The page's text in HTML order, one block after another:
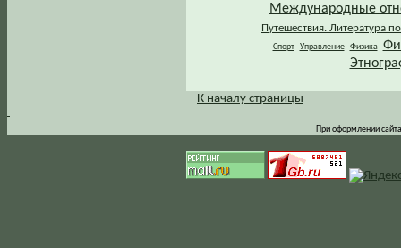
Международные
Путешествия. Литература
Спорт Управление Физика
.
К началу страницы
При оформлении